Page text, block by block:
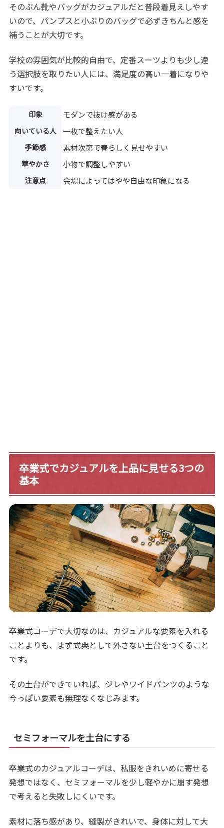
そのぶん靴やバッグがカジュアルだと普段着見えしやす
いので、パンプスと小ぶりのバッグで必ずきちんと感を
補うことが大切です。
学校の雰囲気が比較的自由で、定番スーツよりも少し違
う選択肢を取りたい人には、満足度の高い一着になりや
すいです。
印象 モダンで抜け感がある
向いている人 一枚で整えたい人
季節感 素材次第で春らしく見せやすい
華やかさ 小物で調整しやすい
注意点 会場によってはやや自由な印象になる
卒業式でカジュアルを上品に見せる3つの
基本
卒業式コーデで大切なのは、カジュアルな要素を入れる
ことよりも、まず式典として外さない土台をつくること
です。
その土台ができていれば、ジレやワイドパンツのような
今っぽい要素も無理なくなじみます。
セミフォーマルを土台にする
卒業式のカジュアルコーデは、私服をきれいめに寄せる
発想ではなく、セミフォーマルを少し軽やかに崩す発想
で考えると失敗しにくいです。
素材に落ち感があり、縫製がきれいで、身体に対して大